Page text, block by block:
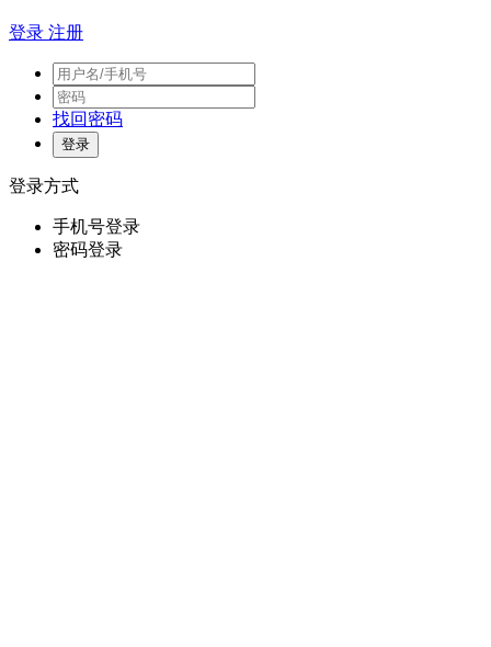
登录 注册
找回密码
登录方式
手机号登录
密码登录